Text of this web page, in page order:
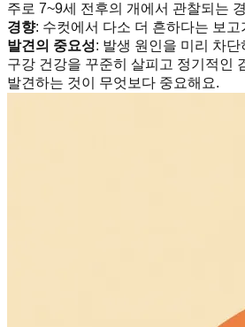
주로 7~9세 전후의 개에서 관찰되는
경향: 수컷에서 다소 더 흔하다는 보고
발견의 중요성: 발생 원인을 미리 차
구강 건강을 꾸준히 살피고 정기적인
발견하는 것이 무엇보다 중요해요.